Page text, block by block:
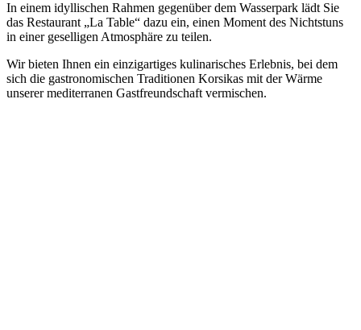
In einem idyllischen Rahmen gegenüber dem Wasserpark lädt Sie
das Restaurant „La Table“ dazu ein, einen Moment des Nichtstuns
in einer geselligen Atmosphäre zu teilen.
Wir bieten Ihnen ein einzigartiges kulinarisches Erlebnis, bei dem
sich die gastronomischen Traditionen Korsikas mit der Wärme
unserer mediterranen Gastfreundschaft vermischen.